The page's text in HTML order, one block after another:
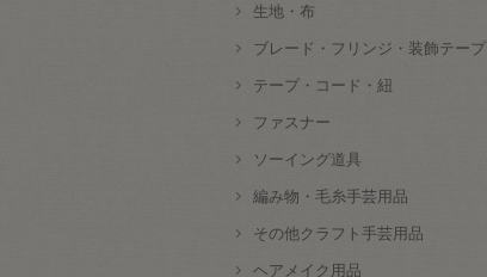
生地・布
ブレード・フリンジ・装飾テープ
テープ・コード・紐
ファスナー
ソーイング道具
編み物・毛糸手芸用品
その他クラフト手芸用品
ヘアメイク用品